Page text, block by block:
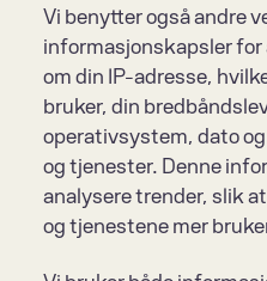
Vi benytter også andre
informasjonskapsler
om din IP-adresse,
bruker, din
operativsystem, dato
og tjenester. Denne
analysere trender, slik
og tjenestene mer